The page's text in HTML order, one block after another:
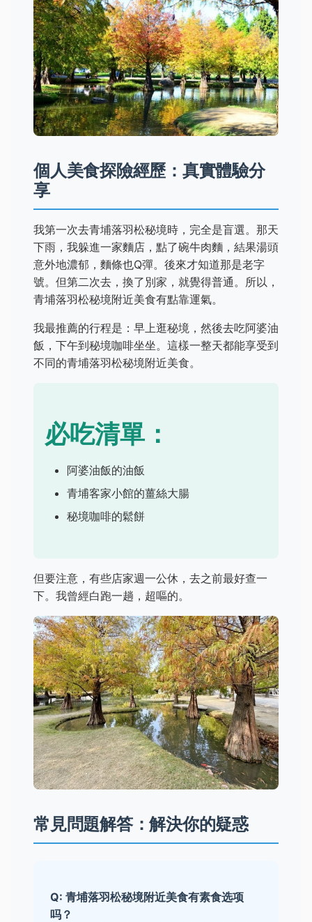
個人美食探險經歷：真實體驗分
享
我第一次去青埔落羽松秘境時，完全是盲選。那天
下雨，我躲進一家麵店，點了碗牛肉麵，結果湯頭
意外地濃郁，麵條也Q彈。後來才知道那是老字
號。但第二次去，換了別家，就覺得普通。所以，
青埔落羽松秘境附近美食有點靠運氣。
我最推薦的行程是：早上逛秘境，然後去吃阿婆油
飯，下午到秘境咖啡坐坐。這樣一整天都能享受到
不同的青埔落羽松秘境附近美食。
必吃清單：
阿婆油飯的油飯
青埔客家小館的薑絲大腸
秘境咖啡的鬆餅
但要注意，有些店家週一公休，去之前最好查一
下。我曾經白跑一趟，超嘔的。
常見問題解答：解決你的疑惑
Q: 青埔落羽松秘境附近美食有素食选项
吗？